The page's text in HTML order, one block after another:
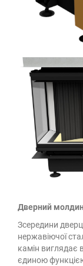
Дверний
Зсередини
нержавіючої
камін виглядає
єдиною